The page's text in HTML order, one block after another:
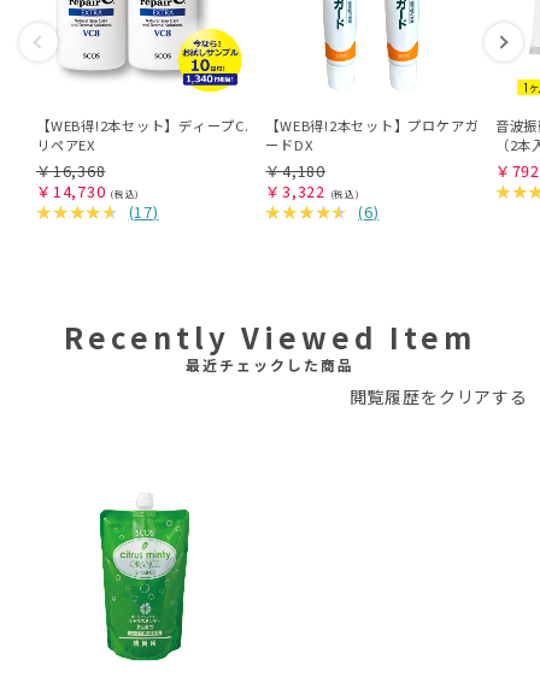
【WEB得!2本セット】ディープC.
リペアEX
￥16,368
￥ 14,730
(17)
【WEB得!2本セット】プロケアガ
ードDX
￥4,180
￥3,322
(6)
音波
（2本
￥ 792
Recently Viewed Item
最近チェックした商品
閲覧履歴をクリアする